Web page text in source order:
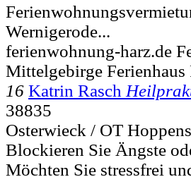
Wernigerode...
ferienwohnung-harz.de
Mittelgebirge
16 Katrin Rasch
38835
Osterwieck / OT
Blockieren Sie Ängste
Möchten Sie stressfrei